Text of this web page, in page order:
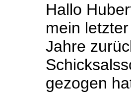
Hallo
mein
Jahre
gezogen